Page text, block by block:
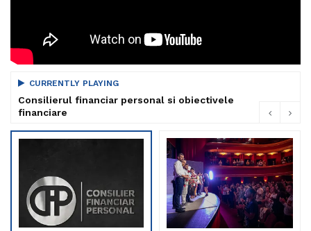
CURRENTLY PLAYING
Consilierul financiar personal si obiectivele
financiare